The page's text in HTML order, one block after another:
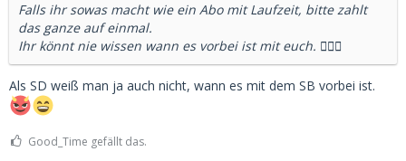
Falls ihr sowas macht wie ein Abo mit Laufzeit, bitte zahlt
das ganze auf einmal.
Ihr könnt nie wissen wann es vorbei ist mit euch. 🤷🏻‍♀️
Als SD weiß man ja auch nicht, wann es mit dem SB vorbei ist.
Good_Time gefällt das.